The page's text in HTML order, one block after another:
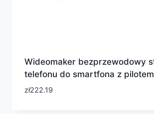
Wideomaker bezprzewodowy
telefonu do smartfona z pilotem
zł222.19